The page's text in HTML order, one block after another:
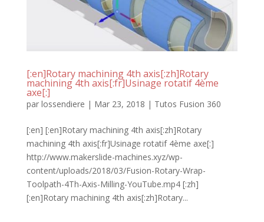
[:en]Rotary machining 4th axis[:zh]Rotary
machining 4th axis[:fr]Usinage rotatif 4ème
axe[:]
par lossendiere | Mar 23, 2018 | Tutos Fusion 360
[:en] [:en]Rotary machining 4th axis[:zh]Rotary
machining 4th axis[:fr]Usinage rotatif 4ème axe[:]
http://www.makerslide-machines.xyz/wp-
content/uploads/2018/03/Fusion-Rotary-Wrap-
Toolpath-4Th-Axis-Milling-YouTube.mp4 [:zh]
[:en]Rotary machining 4th axis[:zh]Rotary...